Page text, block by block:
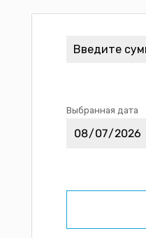
Выбранная дата